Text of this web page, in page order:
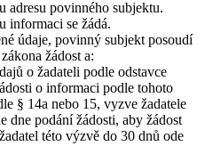
adresu povinného subjektu.
informaci se žádá.
údaje, povinný subjekt posoudí
žádost a:
o žadateli podle odstavce
o informaci podle tohoto
§ 14a nebo 15, vyzve žadatele
dne podání žádosti, aby žádost
této výzvě do 30 dnů ode